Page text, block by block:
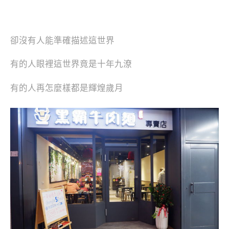
卻沒有人能準確描述這世界
有的人眼裡這世界竟是十年九潦
有的人再怎麼樣都是輝煌歲月